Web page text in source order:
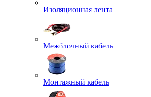
Изоляционная лента
Межблочный кабель
Монтажный кабель